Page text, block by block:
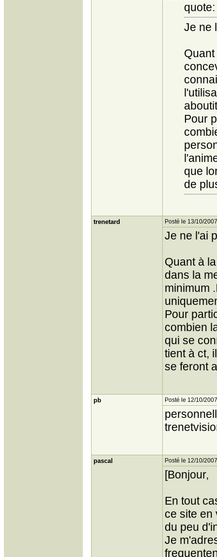
quote:
Je ne
Pour
que
de
trenetard Posté le 13/10/
Je ne l'ai
Quant à
dans la
minimum
Pour
combien
qui se
tient à ct,
se feront
pb Posté le 12/10/
pascal Posté le 12/10/
[Bonjour,
En tout
ce site en
du peu
Je